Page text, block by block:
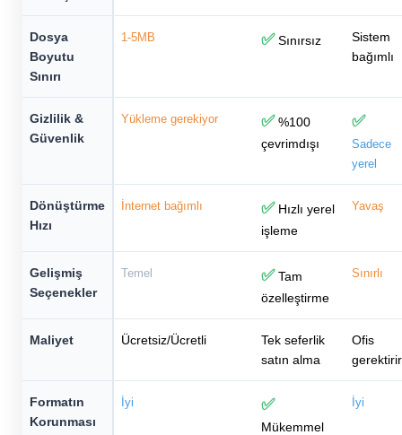
Dosya
Boyutu
Sınırı
1-5MB ✅Sınırsız
Sistem
bağımlı
Gizlilik &
Güvenlik
Yükleme gerekiyor ✅%100
çevrimdışı
✅
Sadece
yerel
Dönüştürme
Hızı
İnternet bağımlı ✅Hızlı yerel
işleme
Yavaş
Gelişmiş
Seçenekler
Temel ✅Tam
özelleştirme
Sınırlı
Maliyet Ücretsiz/Ücretli
Tek seferlik
satın alma
Ofis
gerektirir
Formatın
Korunması
İyi ✅
Mükemmel
İyi